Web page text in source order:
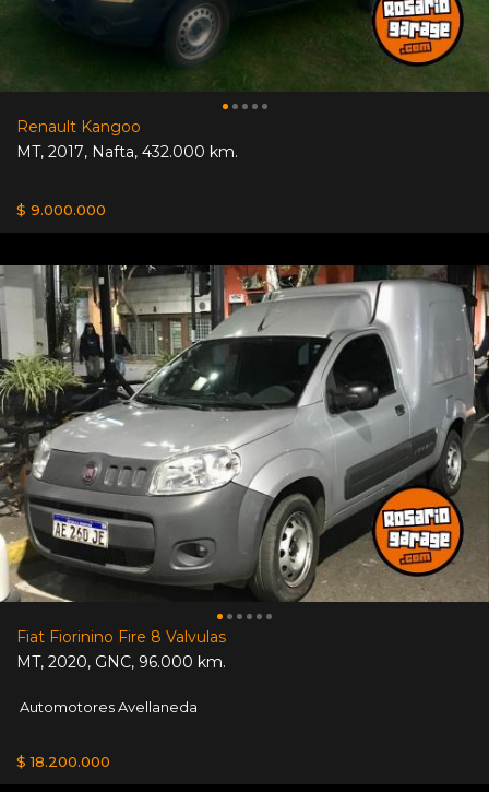
Renault Kangoo
MT, 2017, Nafta, 432.000 km.
$ 9.000.000
Fiat Fiorinino Fire 8 Valvulas
MT, 2020, GNC, 96.000 km.
Automotores Avellaneda
$ 18.200.000